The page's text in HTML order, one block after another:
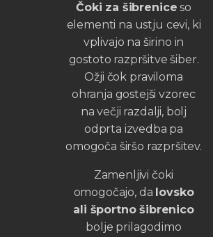
Čoki za šibrenice so
elementi na ustju cevi, ki
vplivajo na širino in
gostoto razpršitve šiber.
Ožji čok praviloma
ohranja gostejši vzorec
na večji razdalji, bolj
odprta izvedba pa
omogoča širšo razpršitev.
Zamenljivi čoki
omogočajo, da lovsko
ali športno šibrenico
bolje prilagodimo